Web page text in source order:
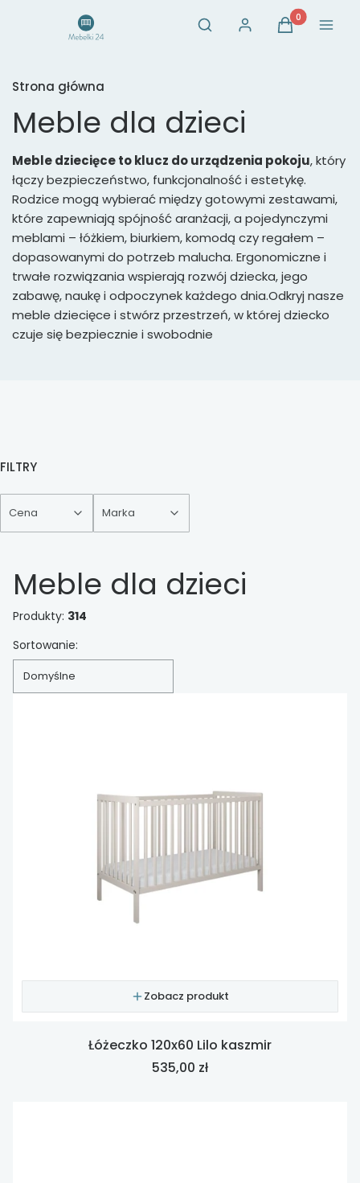
Otwórz wyszukiwarkę
Szukaj Zaloguj sięProdukty w
Koszyk Menu
Strona główna
Meble dla dzieci
Meble dziecięce to klucz do urządzenia pokoju, który
łączy bezpieczeństwo, funkcjonalność i estetykę.
Rodzice mogą wybierać między gotowymi zestawami,
które zapewniają spójność aranżacji, a pojedynczymi
meblami – łóżkiem, biurkiem, komodą czy regałem –
dopasowanymi do potrzeb malucha. Ergonomiczne i
trwałe rozwiązania wspierają rozwój dziecka, jego
zabawę, naukę i odpoczynek każdego dnia.Odkryj nasze
meble dziecięce i stwórz przestrzeń, w której dziecko
czuje się bezpiecznie i swobodnie
FILTRY
Cena Marka
Meble dla dzieci
Produkty: 314
Lista produktów
Sortowanie:
Domyślne
Zobacz produkt
Łóżeczko 120x60 Lilo kaszmir
Cena
535,00 zł